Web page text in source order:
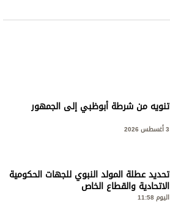
تنويه من شرطة أبوظبي إلى الجمهور
تحديد عطلة المولد النبوي للجهات الحكومية
الاتحادية والقطاع الخاص
اليوم 11:58